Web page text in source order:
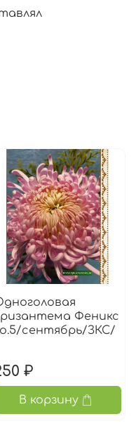
Феникс
сентябрь/ЗКС/
₽
В корзину